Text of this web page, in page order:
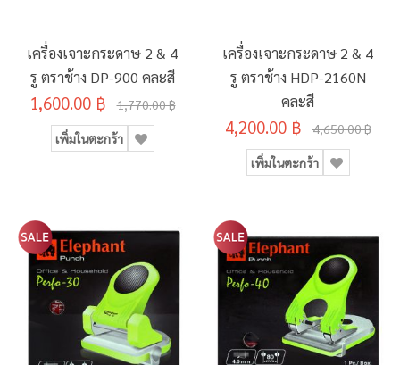
เครื่องเจาะกระดาษ 2 & 4
รู ตราช้าง DP-900 คละสี
1,600.00 ฿ 1,770.00 ฿
เพิ่มในตะกร้า
เครื่องเจาะกระดาษ 2 & 4
รู ตราช้าง HDP-2160N
คละสี
4,200.00 ฿ 4,650.00 ฿
เพิ่มในตะกร้า